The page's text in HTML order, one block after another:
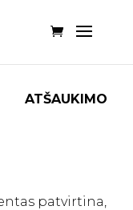
patvirtina,